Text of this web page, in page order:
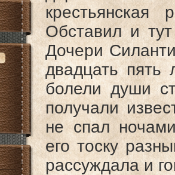
Обставил и
Дочери
двадцать пять
болели души
получали
не спал
его тоску
рассуждала и